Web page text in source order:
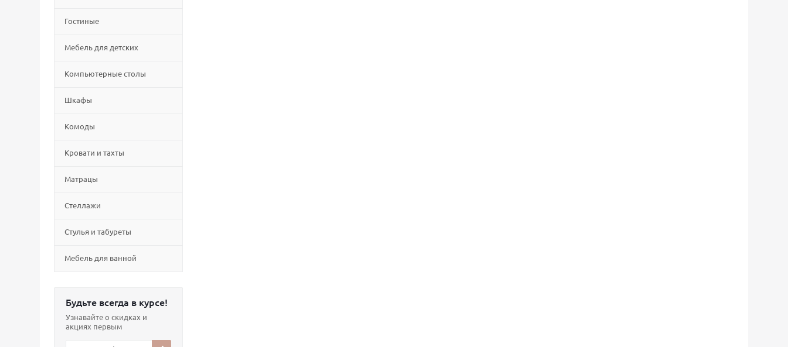
Гостиные
Мебель для детских
Компьютерные столы
Шкафы
Комоды
Кровати и тахты
Матрацы
Стеллажи
Cтулья и табуреты
Мебель для ванной
Будьте всегда в курсе!
Узнавайте о скидках и
акциях первым